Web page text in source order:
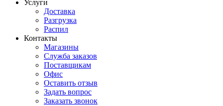
Услуги
Доставка
Разгрузка
Распил
Контакты
Магазины
Служба заказов
Поставщикам
Офис
Оставить отзыв
Задать вопрос
Заказать звонок